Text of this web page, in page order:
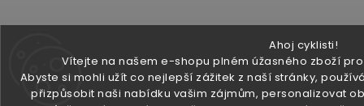
Ahoj cyklisti!
Vítejte na našem e-shopu plném úžasného zboží
Abyste si mohli užít co nejlepší zážitek z naší stránky,
přizpůsobit naši nabídku vašim zájmům, personalizovat